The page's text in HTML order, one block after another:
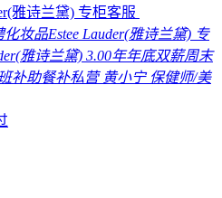
雅诗兰黛) 专柜客服
化妆品Estee Lauder(雅诗兰黛) 专
雅诗兰黛) 3.00年年底双薪周末
补助餐补私营 黄小宁 保健师/美